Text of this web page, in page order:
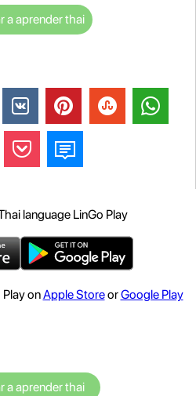
a aprender thai
language LinGo Play
onApple StoreorGoogle Play
a aprender thai